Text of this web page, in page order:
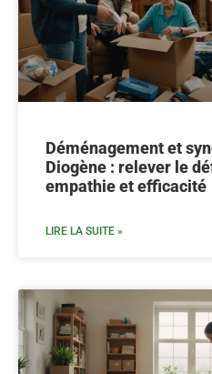
Déménagement et
Diogène : relever le
empathie et efficacité
LIRE LA SUITE »